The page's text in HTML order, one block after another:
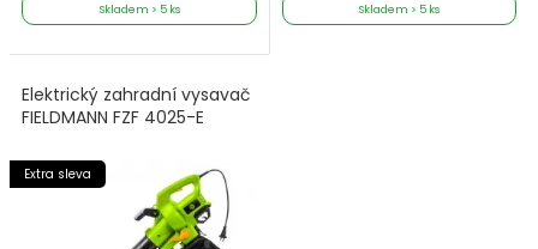
Skladem > 5 ks Skladem > 5 ks
Elektrický zahradní vysavač
FIELDMANN FZF 4025-E
Extra sleva